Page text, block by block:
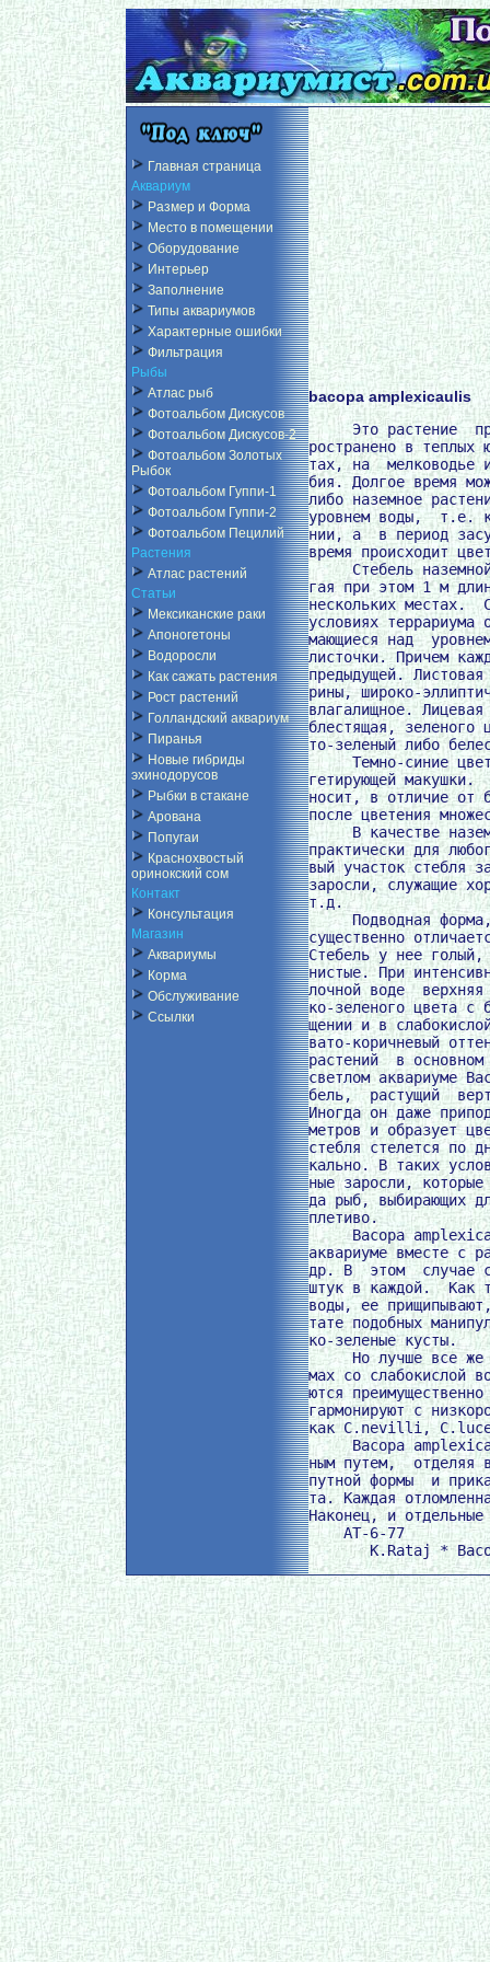
Главная страница
Аквариум
Размер и Форма
Место в помещении
Оборудование
Интерьер
Заполнение
Типы аквариумов
Характерные ошибки
Фильтрация
Рыбы
Атлас рыб
Фотоальбом Дискусов
Фотоальбом Дискусов-2
Фотоальбом Золотых
Рыбок
Фотоальбом Гуппи-1
Фотоальбом Гуппи-2
Фотоальбом Пецилий
Растения
Атлас растений
Статьи
Мексиканские раки
Апоногетоны
Водоросли
Как сажать растения
Рост растений
Голландский аквариум
Пиранья
Новые гибриды
эхинодорусов
Рыбки в стакане
Арована
Попугаи
Краснохвостый
оринокский сом
Контакт
Консультация
Магазин
Аквариумы
Корма
Обслуживание
Ссылки
bacopa amplexicaulis
Это растение
ространено в
тах, на  мелководье
бия. Долгое время
либо наземное
уровнем воды,  т.е.
нии, а  в период
время происходит
Стебель
гая при этом 1 м
нескольких местах.
условиях
мающиеся над
листочки. Причем
предыдущей.
рины, широко-
влагалищное.
блестящая,
то-зеленый либо
Темно-синие
гетирующей макушки.
носит, в отличие от
после цветения
В качестве
практически для
вый участок стебля
заросли, служащие
т.д.
Подводная
существенно
Стебель у нее
нистые. При
лочной воде
ко-зеленого цвета с
щении и в
вато-коричневый
растений  в
светлом аквариуме
бель,  растущий
Иногда он даже
метров и образует
стебля стелется по
кально. В таких
ные заросли,
да рыб, выбирающих
плетиво.
Bacopa
аквариуме вместе с
др. В  этом  случае
штук в каждой.  Как
воды, ее
тате подобных
ко-зеленые кусты.
Но лучше все
мах со слабокислой
ются
гармонируют с
как C.nevilli,
Bacopa
ным путем,  отделяя
путной формы  и
та. Каждая
Наконец, и
    AT-6-77